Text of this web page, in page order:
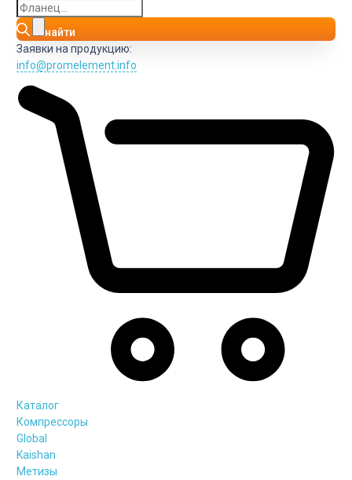
найти
Заявки на продукцию:
info@promelement.info
Каталог
Компрессоры
Global
Kaishan
Метизы